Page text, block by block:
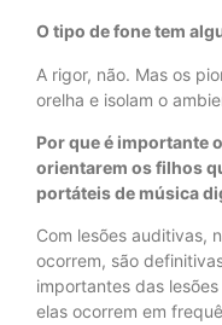
O tipo de fone tem
A rigor, não. Mas os
orelha e isolam o
Por que é importante
orientarem os filhos
portáteis de música
Com lesões auditivas,
ocorrem, são
importantes das
elas ocorrem em